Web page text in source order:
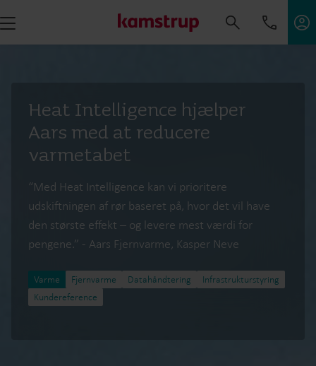
Heat Intelligence hjælper
Aars med at reducere
varmetabet
“Med Heat Intelligence kan vi prioritere
udskiftningen af rør baseret på, hvor det vil have
den største effekt – og levere mest værdi for
pengene.” - Aars Fjernvarme, Kasper Neve
Varme Fjernvarme Datahåndtering
Infrastrukturstyring
Kundereference